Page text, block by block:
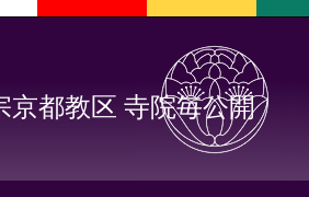
京都教区 寺院毎公開